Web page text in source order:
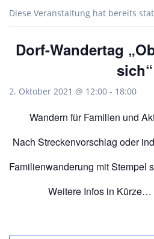
Diese Veranstaltung hat bereits
Dorf-Wandertag
sich“
2. Oktober 2021 @ 12:00 - 18:00
Wandern für Familien und
Nach Streckenvorschlag oder
Familienwanderung mit Stempel
Weitere Infos in Kürze…